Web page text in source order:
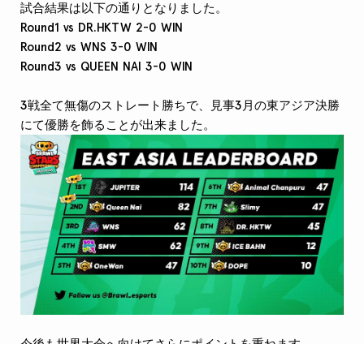
試合結果は以下の通りとなりました。
Round1 vs DR.HKTW 2-0 WIN
Round2 vs WNS 3-0 WIN
Round3 vs QUEEN NAI 3-0 WIN
3戦全て無傷のストレート勝ちで、見事3月の東アジア決勝
にて優勝を飾ることが出来ました。